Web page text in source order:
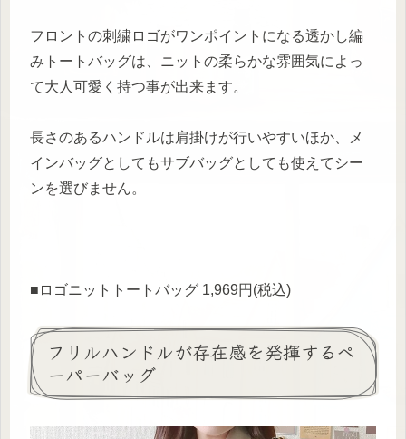
フロントの刺繍ロゴがワンポイントになる透かし編
みトートバッグは、ニットの柔らかな雰囲気によっ
て大人可愛く持つ事が出来ます。
長さのあるハンドルは肩掛けが行いやすいほか、メ
インバッグとしてもサブバッグとしても使えてシー
ンを選びません。
■ロゴニットトートバッグ 1,969円(税込)
フリルハンドルが存在感を発揮するペ
ーパーバッグ